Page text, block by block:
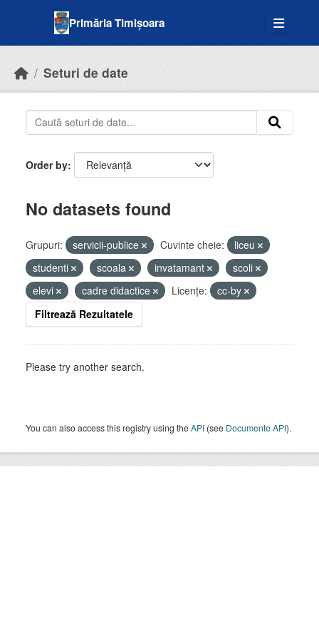
Primăria Timișoara
Seturi de date
Order by
No datasets found
Grupuri: servicii-publice Cuvinte cheie:
liceu
studenti
scoala invatamant
scoli
elevi
cadre didactice Licenţe:
cc-by
Filtrează Rezultatele
Please try another search.
You can also access this registry using theAPI (see Documente API).